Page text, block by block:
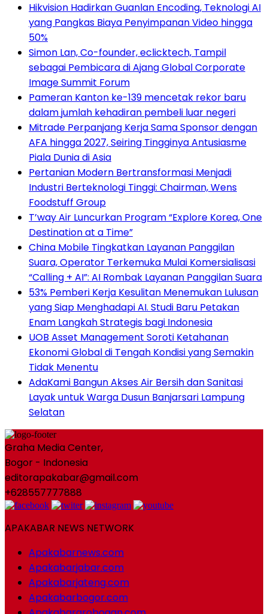
Hikvision Hadirkan Guanlan Encoding, Teknologi AI
yang Pangkas Biaya Penyimpanan Video hingga
50%
Simon Lan, Co-founder, eclicktech, Tampil
sebagai Pembicara di Ajang Global Corporate
Image Summit Forum
Pameran Kanton ke-139 mencetak rekor baru
dalam jumlah kehadiran pembeli luar negeri
Mitrade Perpanjang Kerja Sama Sponsor dengan
AFA hingga 2027, Seiring Tingginya Antusiasme
Piala Dunia di Asia
Pertanian Modern Bertransformasi Menjadi
Industri Berteknologi Tinggi: Chairman, Wens
Foodstuff Group
T’way Air Luncurkan Program “Explore Korea, One
Destination at a Time”
China Mobile Tingkatkan Layanan Panggilan
Suara, Operator Terkemuka Mulai Komersialisasi
“Calling + AI”: AI Rombak Layanan Panggilan Suara
53% Pemberi Kerja Kesulitan Menemukan Lulusan
yang Siap Menghadapi AI. Studi Baru Petakan
Enam Langkah Strategis bagi Indonesia
UOB Asset Management Soroti Ketahanan
Ekonomi Global di Tengah Kondisi yang Semakin
Tidak Menentu
AdaKami Bangun Akses Air Bersih dan Sanitasi
Layak untuk Warga Dusun Banjarsari Lampung
Selatan
Graha Media Center,
Bogor - Indonesia
editorapakabar@gmail.com
+628557777888
APAKABAR NEWS NETWORK
Apakabarnews.com
Apakabarjabar.com
Apakabarjateng.com
Apakabarbogor.com